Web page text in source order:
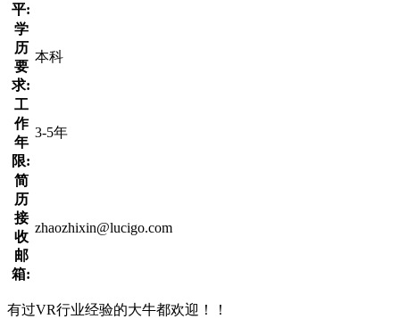
平:
学
历
要
求:
本科
工
作
年
限:
3-5年
简
历
接
收
邮
箱:
zhaozhixin@lucigo.com
有过VR行业经验的大牛都欢迎！！